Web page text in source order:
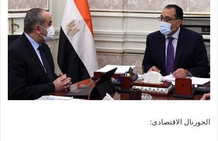
الجورنال الاقتصادى: